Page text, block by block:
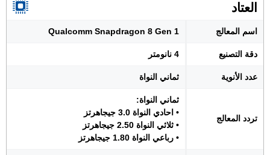
العتاد
اسم المعالج Qualcomm Snapdragon 8 Gen 1
دقة التصنيع 4 نانومتر
عدد الأنوية ثماني النواة
تردد المعالج
ثماني النواة:
• احادي النواة 3.0 جيجاهرتز
• ثلاثي النواة 2.50 جيجاهرتز
• رباعي النواة 1.80 جيجاهرتز